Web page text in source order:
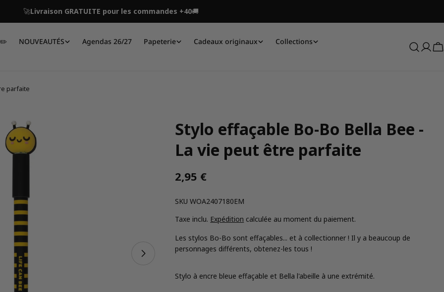
🚀Livraison GRATUITE pour les commandes +40🚚
✏️​ NOUVEAUTÉS Agendas 26/27 Papeterie Cadeaux originaux
Collections
Se
parfaite
Stylo effaçable Bo-Bo Bella Bee -
La vie peut être parfaite
Prix
habituel
2,95 €
SKUUGS:
WOA2407180EM
Taxe inclu. Expédition calculée au moment du paiement.
Les stylos Bo-Bo sont effaçables... et à collectionner ! Il y a beaucoup de
personnages différents, obtenez-les tous !
Stylo à encre bleue effaçable et Bella l'abeille à une extrémité.